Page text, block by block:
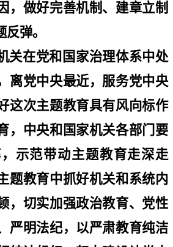
，做好完善机制、建章立制
弹。
关在党和国家治理体系中处
离党中央最近，服务党中央
这次主题教育具有风向标作
，中央和国家机关各部门要
示范带动主题教育走深走
题教育中抓好机关和系统内
，切实加强政治教育、党性
严明法纪，以严肃教育纯洁